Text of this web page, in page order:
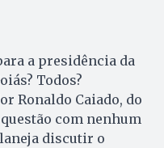
a presidência da
Todos?
Ronaldo Caiado, do
com nenhum
discutir o